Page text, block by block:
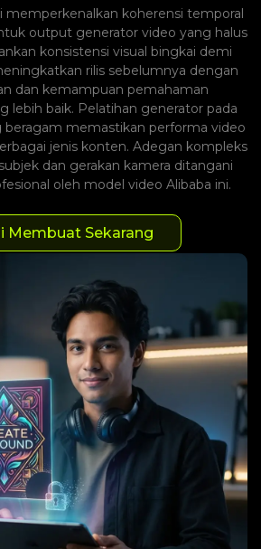
memperkenalkan koherensi temporal
output generator video yang halus
konsistensi visual bingkai demi
rilis sebelumnya dengan
dan kemampuan pemahaman
lebih baik. Pelatihan generator pada
beragam memastikan performa video
jenis konten. Adegan kompleks
dan gerakan kamera ditangani
oleh model video Alibaba ini.
Membuat Sekarang